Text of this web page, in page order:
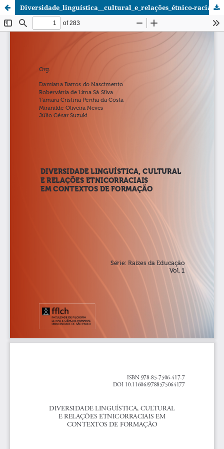
Diversidade_linguística__cultural_e_relações_étnico-raciais_em_contextos_de_formação.pdf